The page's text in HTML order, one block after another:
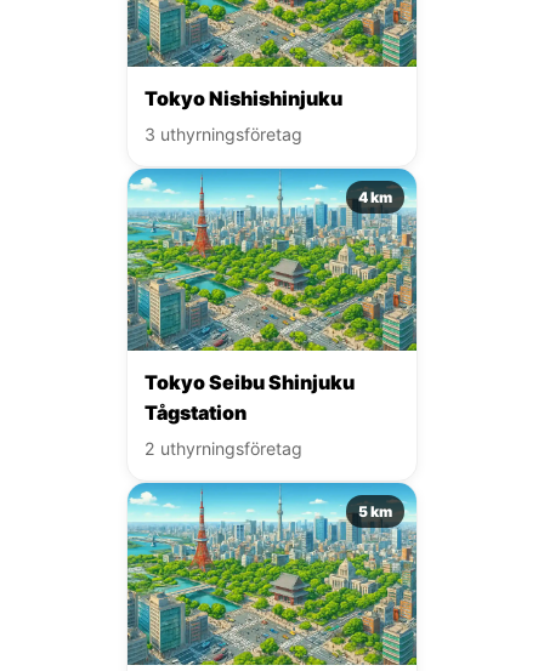
Tokyo Nishishinjuku
3 uthyrningsföretag
4 km
Tokyo Seibu Shinjuku
Tågstation
2 uthyrningsföretag
5 km